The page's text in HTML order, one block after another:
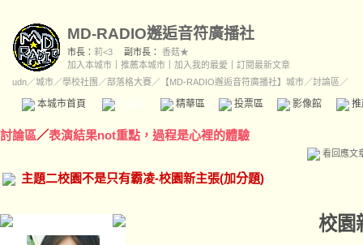
MD-RADIO邂逅音符廣播社
市長： 莉<3 副市長： 香菇★
加入本城市
推薦本城市 加入我的最愛
訂閱最新文章
udn／城市／學校社團 ／部落格大賽／ 【MD-RADIO邂逅音符廣播社】城市／討論區／
本城市首頁 精華區 投票區 影像館
討論區／表演結果not重點，過程是心裡的體驗
看回應文
主題二校園不是只有霸凌-校園新主張(加分題)
校園